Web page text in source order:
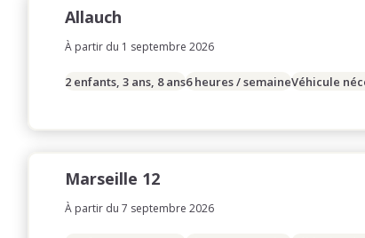
Allauch
À partir du 1 septembre 2026
2 enfants, 3 ans, 8 ans6 heures / semaineVéhicule
Marseille 12
À partir du 7 septembre 2026